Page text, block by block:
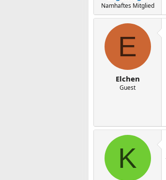
Namhaftes Mitglied
E
Elchen
Guest
K